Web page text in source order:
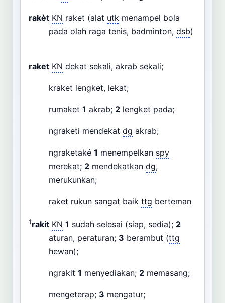
rakèt KN raket (alat utk menampel bola
pada olah raga tenis, badminton, dsb)
raket KN dekat sekali, akrab sekali;
kraket lengket, lekat;
rumaket 1 akrab; 2 lengket pada;
ngraketi mendekat dg akrab;
ngraketaké 1 menempelkan spy
merekat; 2 mendekatkan dg,
merukunkan;
raket rukun sangat baik ttg berteman
1rakit KN 1 sudah selesai (siap, sedia); 2
aturan, peraturan; 3 berambut (ttg
hewan);
ngrakit 1 menyediakan; 2 memasang;
mengeterap; 3 mengatur;